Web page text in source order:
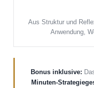
Aus Struktur und
Anwendung,
Bonus inklusive:
Minuten-